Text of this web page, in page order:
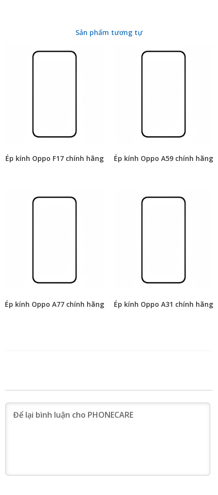
Sản phẩm tương tự
Ép kính Oppo F17 chính hãng Ép kính Oppo A59 chính hãng
Ép kính Oppo A77 chính hãng Ép kính Oppo A31 chính hãng